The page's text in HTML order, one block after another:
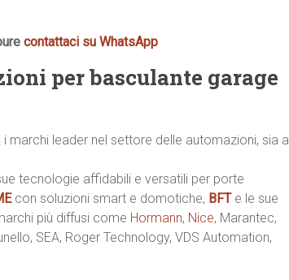
contattaci su WhatsApp
per basculante garage
marchi leader nel settore delle automazioni, sia a
tecnologie affidabili e versatili per porte
con soluzioni smart e domotiche, BFT e le sue
più diffusi come Hormann, Nice, Marantec,
SEA, Roger Technology, VDS Automation,